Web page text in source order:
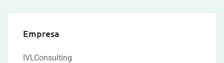
Empresa
IVLConsulting